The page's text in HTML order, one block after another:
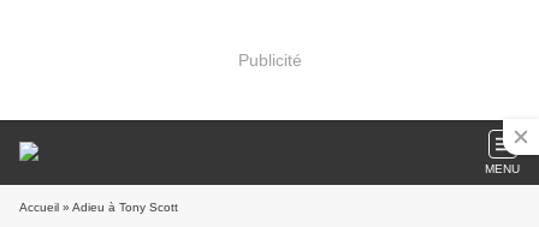
Publicité
MENU
Accueil » Adieu à Tony Scott